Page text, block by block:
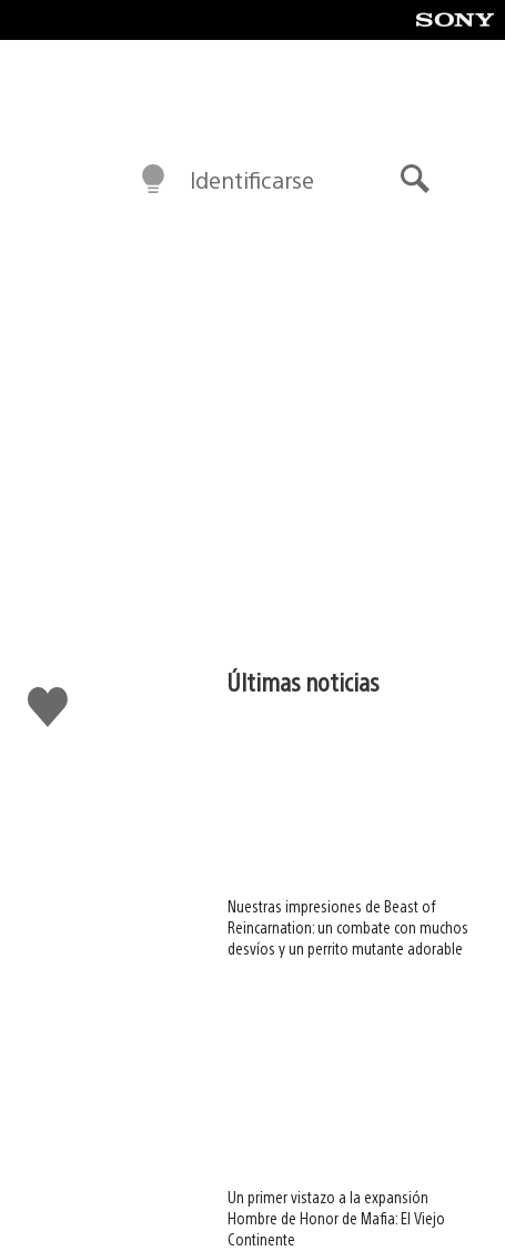
Identificarse
Me
gusta
Últimas noticias
Nuestras impresiones de Beast of
Reincarnation: un combate con muchos
desvíos y un perrito mutante adorable
Un primer vistazo a la expansión
Hombre de Honor de Mafia: El Viejo
Continente